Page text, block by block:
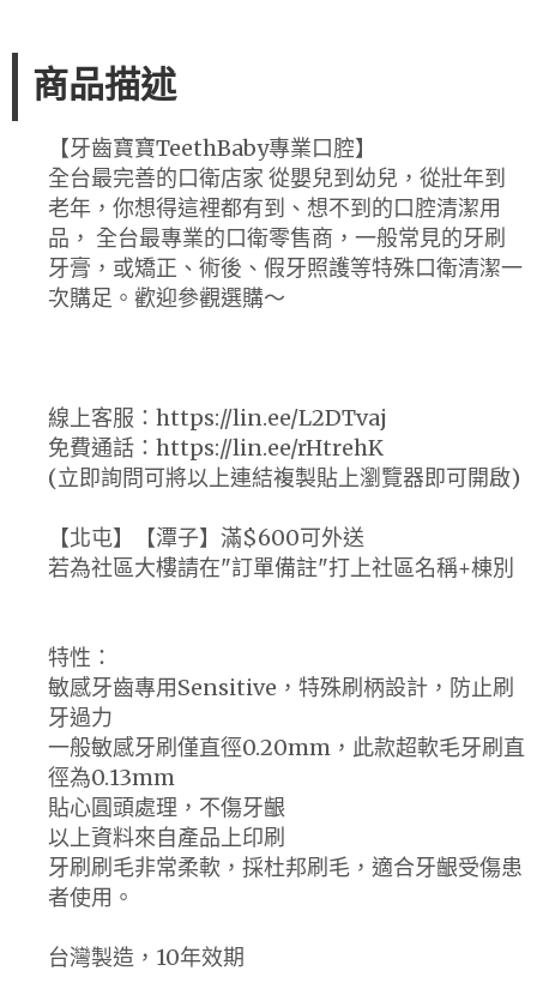
商品描述
【牙齒寶寶TeethBaby專業口腔】
全台最完善的口衛店家 從嬰兒到幼兒，從壯年到
老年，你想得這裡都有到、想不到的口腔清潔用
品， 全台最專業的口衛零售商，一般常見的牙刷
牙膏，或矯正、術後、假牙照護等特殊口衛清潔一
次購足。歡迎參觀選購～
線上客服：https://lin.ee/L2DTvaj
免費通話：https://lin.ee/rHtrehK
(立即詢問可將以上連結複製貼上瀏覽器即可開啟)
【北屯】【潭子】滿$600可外送
若為社區大樓請在"訂單備註"打上社區名稱+棟別
特性：
敏感牙齒專用Sensitive，特殊刷柄設計，防止刷
牙過力
一般敏感牙刷僅直徑0.20mm，此款超軟毛牙刷直
徑為0.13mm
貼心圓頭處理，不傷牙齦
以上資料來自產品上印刷
牙刷刷毛非常柔軟，採杜邦刷毛，適合牙齦受傷患
者使用。
台灣製造，10年效期